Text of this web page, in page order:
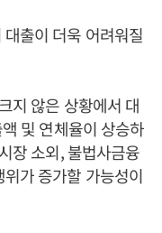
출이 더욱 어려워질
지 않은 상황에서 대
및 연체율이 상승하
장 소외, 불법사금융
가 증가할 가능성이